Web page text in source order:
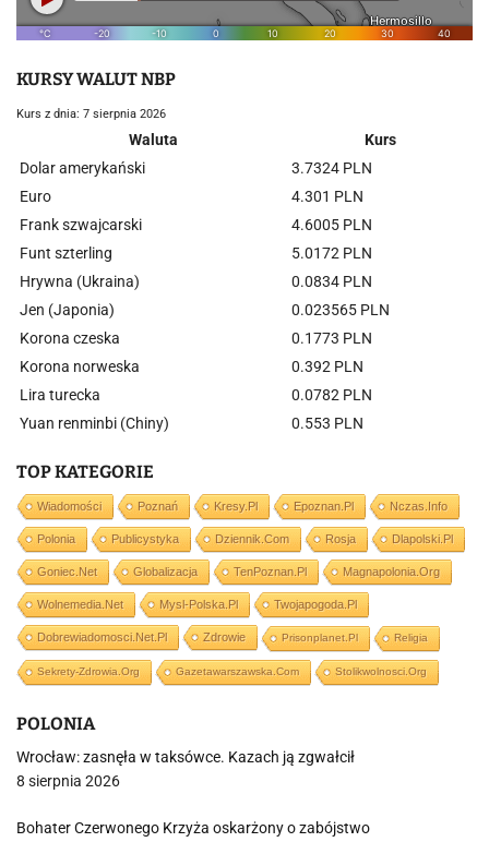
KURSY WALUT NBP
Kurs z dnia: 7 sierpnia 2026
Waluta
Kurs
Dolar amerykański
3.7324 PLN
Euro
4.301 PLN
Frank szwajcarski
4.6005 PLN
Funt szterling
5.0172 PLN
Hrywna (Ukraina)
0.0834 PLN
Jen (Japonia)
0.023565 PLN
Korona czeska
0.1773 PLN
Korona norweska
0.392 PLN
Lira turecka
0.0782 PLN
Yuan renminbi (Chiny)
0.553 PLN
TOP KATEGORIE
Wiadomości Poznań Kresy.pl Epoznan.pl Nczas.info
Polonia Publicystyka Dziennik.com Rosja Dlapolski.pl
Goniec.net Globalizacja TenPoznan.pl Magnapolonia.org
Wolnemedia.net Mysl-Polska.pl Twojapogoda.pl
Dobrewiadomosci.net.pl Zdrowie Prisonplanet.pl Religia
Sekrety-Zdrowia.org Gazetawarszawska.com Stolikwolnosci.org
POLONIA
Wrocław: zasnęła w taksówce. Kazach ją zgwałcił
8 sierpnia 2026
Bohater Czerwonego Krzyża oskarżony o zabójstwo